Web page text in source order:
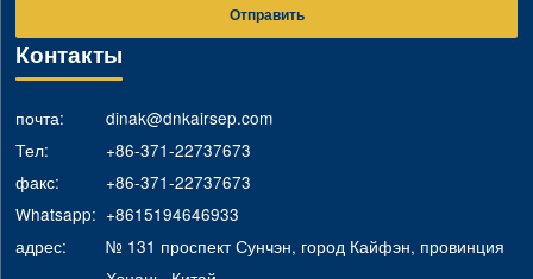
Отправить
Контакты
почта:
dinak@dnkairsep.com
Тел:
+86-371-22737673
факс:
+86-371-22737673
Whatsapp: +8615194646933
адрес:
№ 131 проспект Сунчэн, город Кайфэн, провинция